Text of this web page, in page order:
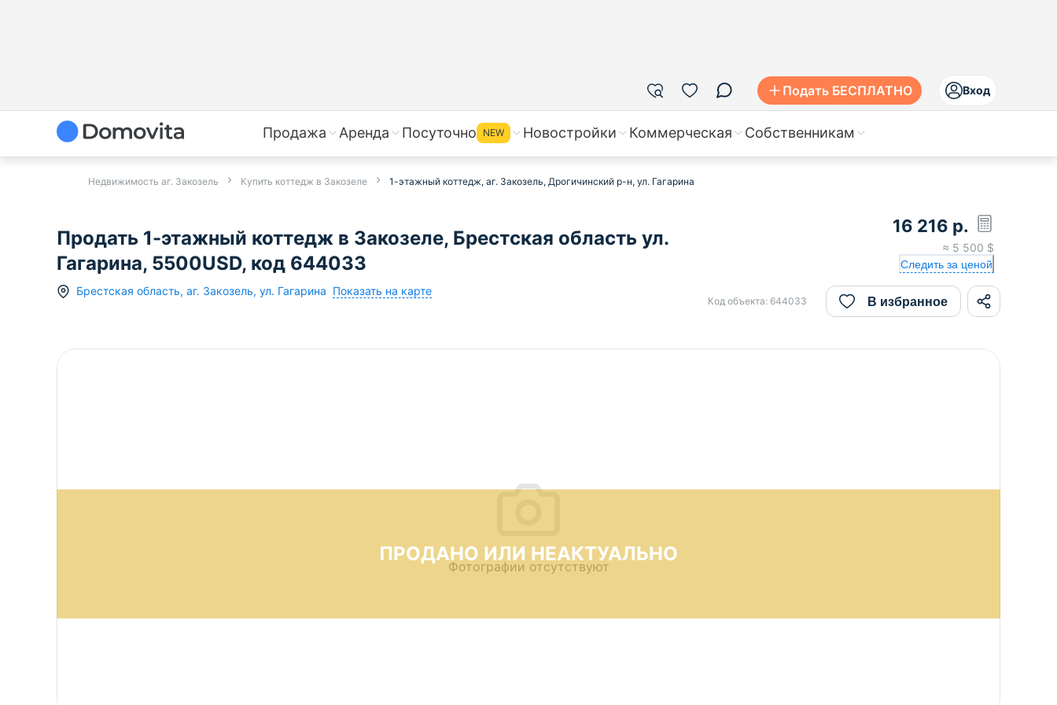
Подать БЕСПЛАТНО Вход
Продажа Аренда Посуточно NEW Новостройки Коммерческая Собственникам
Недвижимость аг. Закозель Купить коттедж в Закозеле 1-этажный коттедж, аг. Закозель, Дрогичинский р-н, ул. Гагарина
Продать 1-этажный коттедж в Закозеле, Брестская область ул.
Гагарина, 5500USD, код 644033
Брестская область, аг. Закозель, ул. Гагарина Показать на карте
16 216 р.
≈ 5 500 $
Следить за ценой
Код объекта: 644033 В избранное
ПРОДАНО ИЛИ НЕАКТУАЛЬНО
Фотографии отсутствуют